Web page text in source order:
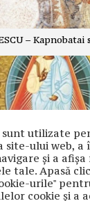
– Kapnobatai
sunt utilizate
ului web, a
şi a
tale. Apasă
urile"
cookie şi a